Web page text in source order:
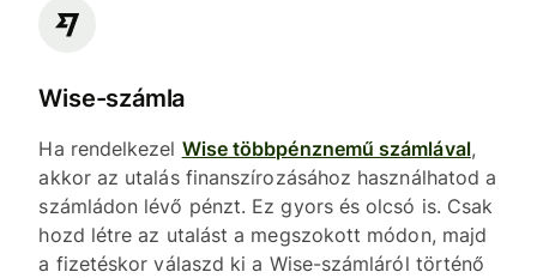
Wise-számla
Ha rendelkezel Wise többpénznemű számlával,
akkor az utalás finanszírozásához használhatod a
számládon lévő pénzt. Ez gyors és olcsó is. Csak
hozd létre az utalást a megszokott módon, majd
a fizetéskor válaszd ki a Wise-számláról történő